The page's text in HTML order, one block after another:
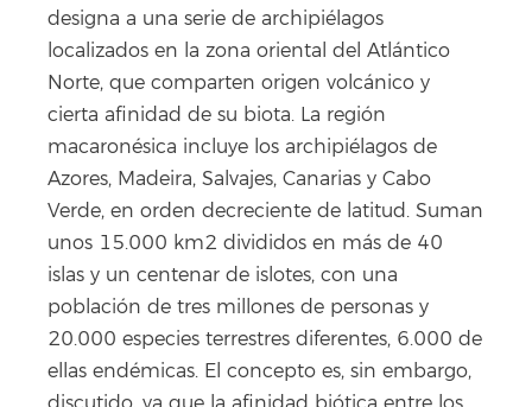
designa a una serie de archipiélagos
localizados en la zona oriental del Atlántico
Norte, que comparten origen volcánico y
cierta afinidad de su biota. La región
macaronésica incluye los archipiélagos de
Azores, Madeira, Salvajes, Canarias y Cabo
Verde, en orden decreciente de latitud. Suman
unos 15.000 km2 divididos en más de 40
islas y un centenar de islotes, con una
población de tres millones de personas y
20.000 especies terrestres diferentes, 6.000 de
ellas endémicas. El concepto es, sin embargo,